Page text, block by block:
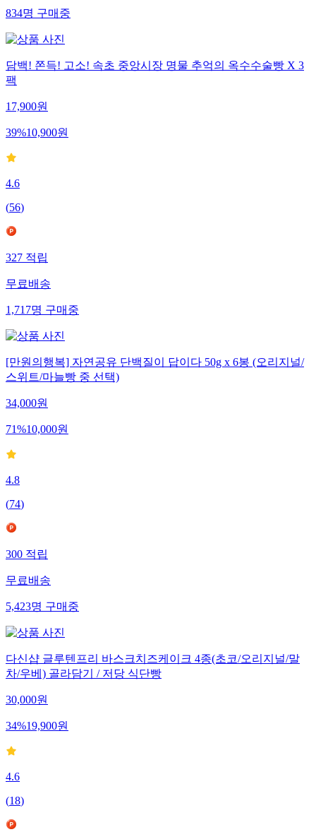
834명구매중
담백! 쫀득! 고소! 속초 중앙시장 명물 추억의 옥수수술빵 X 3
팩
17,900원
39%10,900원
4.6
(56)
327적립
무료배송
1,717명구매중
[만원의행복] 자연공유 단백질이 답이다 50g x 6봉 (오리지널/
스위트/마늘빵 중 선택)
34,000원
71%10,000원
4.8
(74)
300적립
무료배송
5,423명구매중
다신샵 글루텐프리 바스크치즈케이크 4종(초코/오리지널/말
차/우베) 골라담기 / 저당 식단빵
30,000원
34%19,900원
4.6
(18)